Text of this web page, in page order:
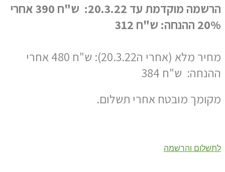
הרשמה מוקדמת עד 20.3.22: ש"ח 390 אחרי
20% ההנחה: ש"ח 312
מחיר מלא (אחרי ה20.3.22): ש"ח 480 אחרי
ההנחה: ש"ח 384
מקומך מובטח אחרי תשלום.
לתשלום והרשמה